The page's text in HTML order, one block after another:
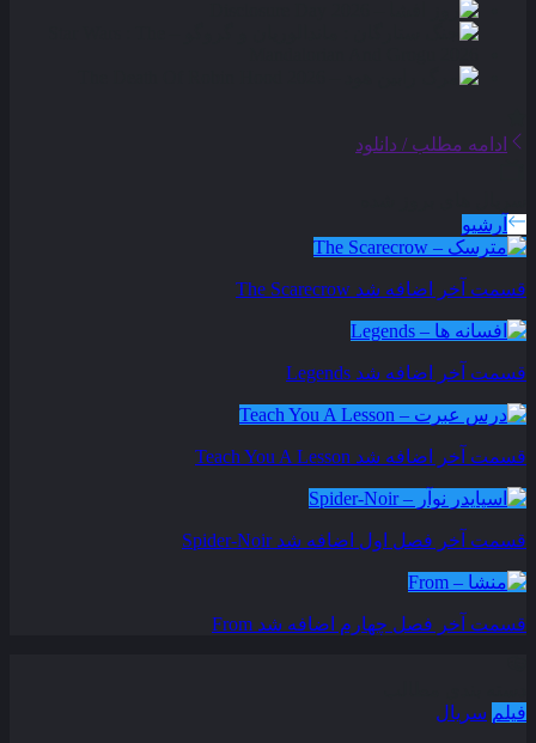
ادامه مطلب / دانلود
آرشیو
قسمت آخر اضافه شد The Scarecrow
قسمت آخر اضافه شد Legends
قسمت آخر اضافه شد Teach You A Lesson
قسمت آخر فصل اول اضافه شد Spider-Noir
قسمت آخر فصل چهارم اضافه شد From
فیلم سریال